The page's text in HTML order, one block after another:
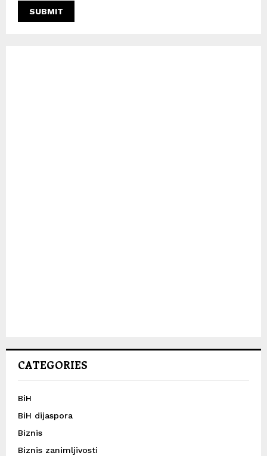
CATEGORIES
BiH
BiH dijaspora
Biznis
Biznis zanimljivosti